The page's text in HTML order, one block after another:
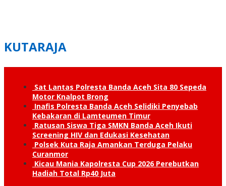
KUTARAJA
Sat Lantas Polresta Banda Aceh Sita 80 Sepeda
Motor Knalpot Brong
Inafis Polresta Banda Aceh Selidiki Penyebab
Kebakaran di Lamteumen Timur
Ratusan Siswa Tiga SMKN Banda Aceh Ikuti
Screening HIV dan Edukasi Kesehatan
Polsek Kuta Raja Amankan Terduga Pelaku
Curanmor
Kicau Mania Kapolresta Cup 2026 Perebutkan
Hadiah Total Rp40 Juta